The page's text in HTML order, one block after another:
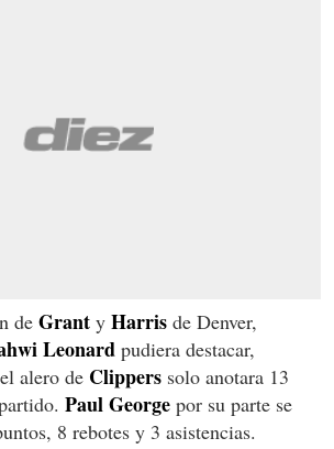
de Grant y Harris de Denver,
Leonard pudiera destacar,
alero de Clippers solo anotara 13
Paul George por su parte se
8 rebotes y 3 asistencias.